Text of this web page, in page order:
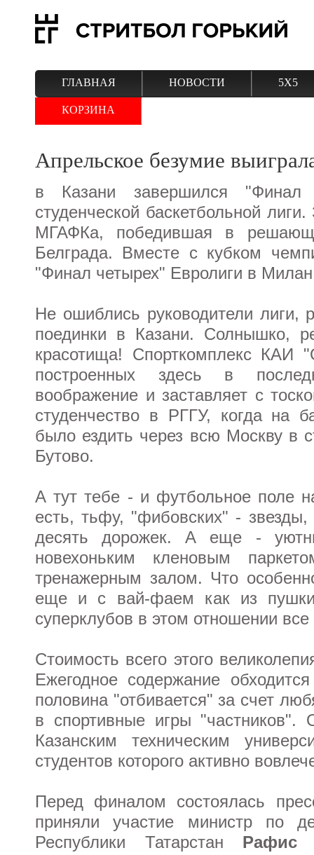
ГЛАВНАЯ НОВОСТИ 5Х5
КОРЗИНА
Апрельское безумие
в Казани завершился "Финал
студенческой баскетбольной
МГАФКа, победившая в
Белграда. Вместе с кубком
"Финал четырех" Евролиги в
Не ошиблись руководители
поединки в Казани. Солнышко,
красотища! Спорткомплекс КАИ
построенных здесь в
воображение и заставляет с
студенчество в РГГУ, когда на
было ездить через всю Москву в
Бутово.
А тут тебе - и футбольное поле
есть, тьфу, "фибовских" -
десять дорожек. А еще -
новехоньким кленовым
тренажерным залом. Что
еще и с вай-фаем как из
суперклубов в этом отношении
Стоимость всего этого
Ежегодное содержание
половина "отбивается" за счет
в спортивные игры "частников".
Казанским техническим
студентов которого активно
Перед финалом состоялась
приняли участие министр по
Республики Татарстан Рафис